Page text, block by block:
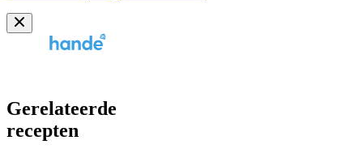
Gerelateerde
recepten